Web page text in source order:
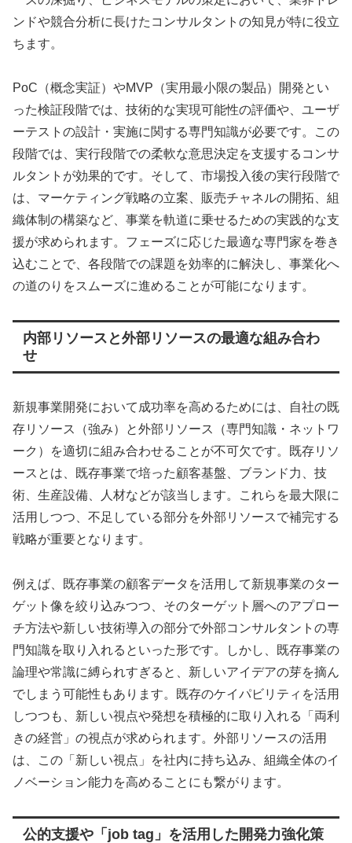
ンドや競合分析に長けたコンサルタントの知見が特に役立
ちます。
PoC（概念実証）やMVP（実用最小限の製品）開発とい
った検証段階では、技術的な実現可能性の評価や、ユーザ
ーテストの設計・実施に関する専門知識が必要です。この
段階では、実行段階での柔軟な意思決定を支援するコンサ
ルタントが効果的です。そして、市場投入後の実行段階で
は、マーケティング戦略の立案、販売チャネルの開拓、組
織体制の構築など、事業を軌道に乗せるための実践的な支
援が求められます。フェーズに応じた最適な専門家を巻き
込むことで、各段階での課題を効率的に解決し、事業化へ
の道のりをスムーズに進めることが可能になります。
内部リソースと外部リソースの最適な組み合わ
せ
新規事業開発において成功率を高めるためには、自社の既
存リソース（強み）と外部リソース（専門知識・ネットワ
ーク）を適切に組み合わせることが不可欠です。既存リソ
ースとは、既存事業で培った顧客基盤、ブランド力、技
術、生産設備、人材などが該当します。これらを最大限に
活用しつつ、不足している部分を外部リソースで補完する
戦略が重要となります。
例えば、既存事業の顧客データを活用して新規事業のター
ゲット像を絞り込みつつ、そのターゲット層へのアプロー
チ方法や新しい技術導入の部分で外部コンサルタントの専
門知識を取り入れるといった形です。しかし、既存事業の
論理や常識に縛られすぎると、新しいアイデアの芽を摘ん
でしまう可能性もあります。既存のケイパビリティを活用
しつつも、新しい視点や発想を積極的に取り入れる「両利
きの経営」の視点が求められます。外部リソースの活用
は、この「新しい視点」を社内に持ち込み、組織全体のイ
ノベーション能力を高めることにも繋がります。
公的支援や「job tag」を活用した開発力強化策